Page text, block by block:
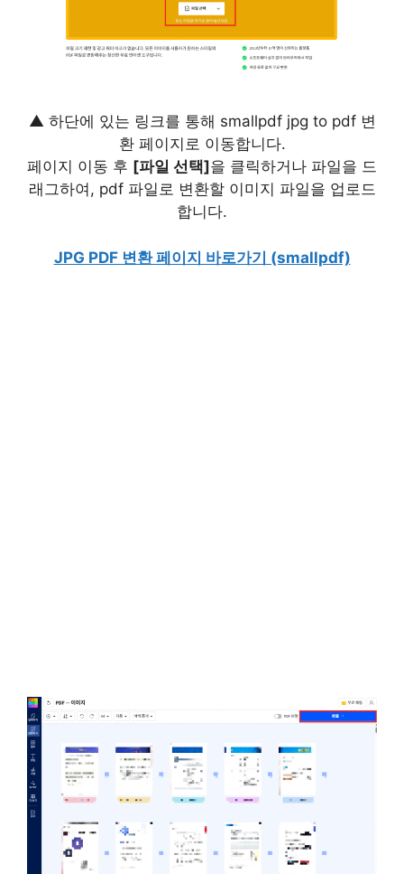
▲ 하단에 있는 링크를 통해 smallpdf jpg to pdf 변
환 페이지로 이동합니다.
페이지 이동 후 [파일 선택]을 클릭하거나 파일을 드
래그하여, pdf 파일로 변환할 이미지 파일을 업로드
합니다.
JPG PDF 변환 페이지 바로가기 (smallpdf)